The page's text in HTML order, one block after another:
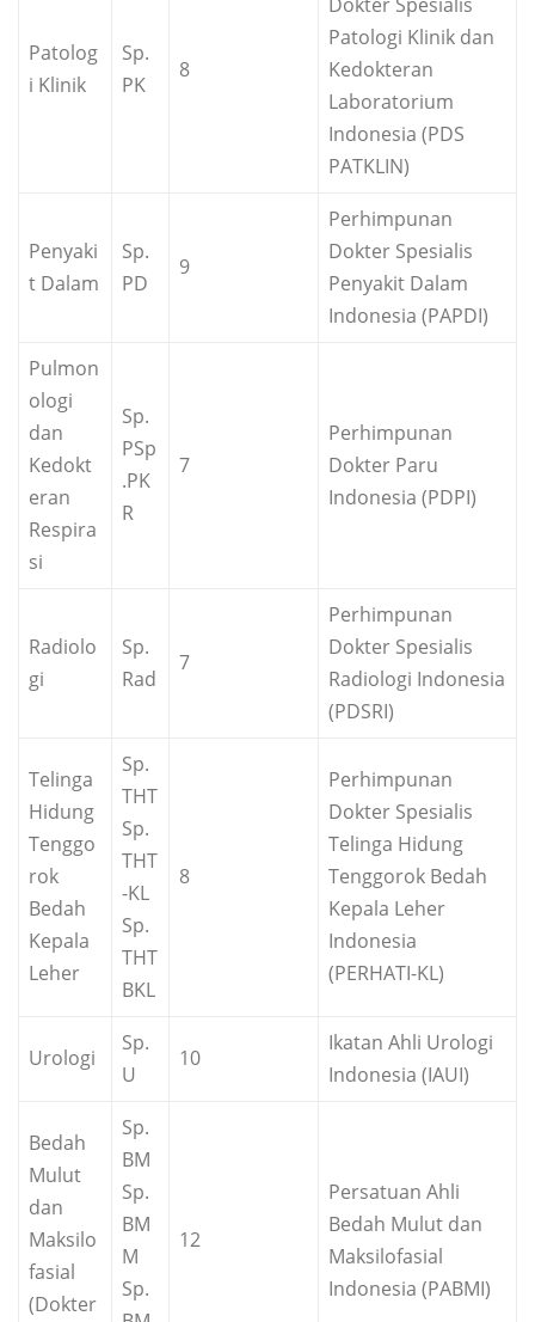
Patolog
i Klinik
Sp.
PK
8
Patologi Klinik dan
Kedokteran
Laboratorium
Indonesia (PDS
PATKLIN)
Penyaki
t Dalam
Sp.
PD
9
Perhimpunan
Dokter Spesialis
Penyakit Dalam
Indonesia (PAPDI)
Pulmon
ologi
dan
Kedokt
eran
Respira
si
Sp.
PSp
.PK
R
7
Perhimpunan
Dokter Paru
Indonesia (PDPI)
Radiolo
gi
Sp.
Rad
7
Perhimpunan
Dokter Spesialis
Radiologi Indonesia
(PDSRI)
Telinga
Hidung
Tenggo
rok
Bedah
Kepala
Leher
Sp.
THT
Sp.
THT
-KL
Sp.
THT
BKL
8
Perhimpunan
Dokter Spesialis
Telinga Hidung
Tenggorok Bedah
Kepala Leher
Indonesia
(PERHATI-KL)
Urologi
Sp.
U
10
Ikatan Ahli Urologi
Indonesia (IAUI)
Bedah
Mulut
dan
Maksilo
fasial
(Dokter
Sp.
BM
Sp.
BM
M
Sp.
12
Persatuan Ahli
Bedah Mulut dan
Maksilofasial
Indonesia (PABMI)